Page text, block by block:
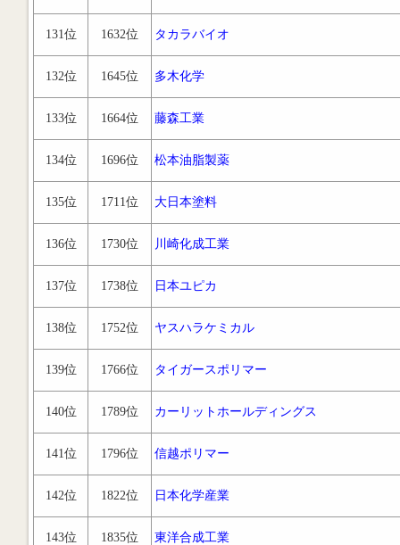
131位 1632位 タカラバイオ
132位 1645位 多木化学
133位 1664位 藤森工業
134位 1696位 松本油脂製薬
135位 1711位 大日本塗料
136位 1730位 川崎化成工業
137位 1738位 日本ユピカ
138位 1752位 ヤスハラケミカル
139位 1766位 タイガースポリマー
140位 1789位 カーリットホールディングス
141位 1796位 信越ポリマー
142位 1822位 日本化学産業
143位 1835位 東洋合成工業